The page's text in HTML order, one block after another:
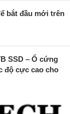
bắt đầu mới trên
SSD – Ổ cứng
độ cực cao cho